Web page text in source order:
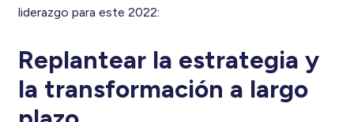
liderazgo para este 2022:
Replantear la estrategia y
la transformación a largo